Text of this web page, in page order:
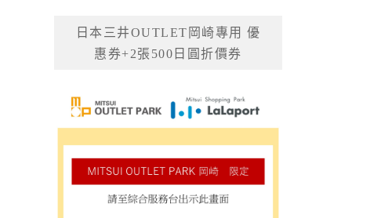
日本三井OUTLET岡崎專用 優
惠券+2張500日圓折價券